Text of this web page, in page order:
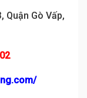
Quận Gò Vấp,